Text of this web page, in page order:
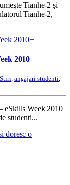
Tianhe-2 şi
Tianhe-2,
+
2010
Stiri, angajari studenti,
eSkills Week 2010
studenti...
doresc o